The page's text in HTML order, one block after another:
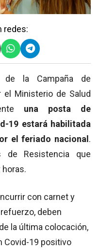
redes:
de la Campaña de
el Ministerio de Salud
una posta de
19 estará habilitada
el feriado nacional.
de Resistencia que
horas.
con carnet y
deben
la última colocación,
Covid-19 positivo